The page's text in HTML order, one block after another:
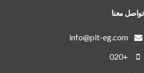
تواصل معنا
info@pit-eg.com
+020